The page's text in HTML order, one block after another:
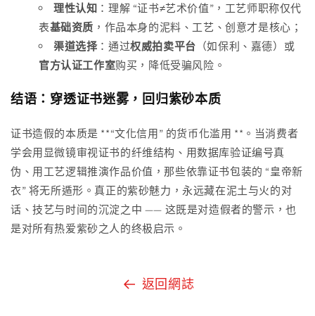
理性认知 ：理解 “证书≠艺术价值”，工艺师职称仅代
表基础资质 ，作品本身的泥料、工艺、创意才是核心；
渠道选择：通过权威拍卖平台 （如保利、嘉德）或
官方认证工作室购买，降低受骗风险。
结语：穿透证书迷雾，回归紫砂本质
证书造假的本质是 **“文化信用” 的货币化滥用 **。当消费者
学会用显微镜审视证书的纤维结构、用数据库验证编号真
伪、用工艺逻辑推演作品价值，那些依靠证书包装的 “皇帝新
衣” 将无所遁形。真正的紫砂魅力，永远藏在泥土与火的对
话、技艺与时间的沉淀之中 —— 这既是对造假者的警示，也
是对所有热爱紫砂之人的终极启示。
返回網誌